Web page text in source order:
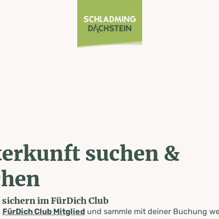
suchen &
im FürDich Club
FürDich Club Mitgliedund sammle mit deiner Buchung